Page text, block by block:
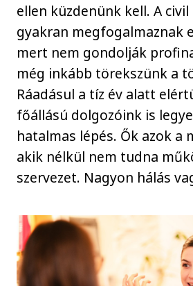
ellen küzdenünk kell. A
gyakran megfogalmaznak
mert nem gondolják
még inkább törekszünk a
Ráadásul a tíz év alatt
főállású dolgozóink is
hatalmas lépés. Ők azok a
akik nélkül nem tudna
szervezet. Nagyon hálás